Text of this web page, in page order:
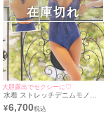
大胆露出でセクシーに♡
水着 ストレッチデニムモノキ
ニギャルセクシーホルターネッ
クビキニ
¥6,700
在庫切れ